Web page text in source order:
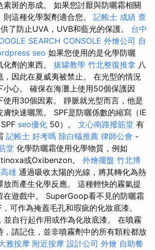
素斑的形成。 如果您討厭與防曬霜相關
這種化學製劑適合您。 記帳士 成績 查
了防止UVA，UVB和藍光的保護。 台中
SEARCH CONSOLE 外燴公司 自
seo 如果您使用的是化學防曬
劑的東西。 拔罐教學 竹北整復推拿 八
，因此在夏威夷被禁止。 在光型的情況
小心。 確保在海灘上使用50個保護因
使用30個因素。 靜脈就光型而言，他是
膚快速曬黑。 SPF是防曬係數的縮寫（IE
SPF seo優化 50）。 文心南路撥筋堂 有
記帳士 好考嗎 除白蟻推薦 律師公會 -
堂 化學防曬霜使用化學物質，例如
或Oxibenzon。 外燴擺盤 竹北博
雄 通過吸收太陽的光線，將其轉化為熱
放而產生化學反應。 這種輕快的霧氣提
在遊戲中。 SuperGoop看不見的防曬霜
可作為掩蓋毛孔和瑕疵的化妝底漆。
並自行起作用或作為化妝底漆。 在噴霧
，請記住，並非噴霧劑中的所有顆粒都放
雅按摩 附近按摩 設計公司 外燴 自助餐